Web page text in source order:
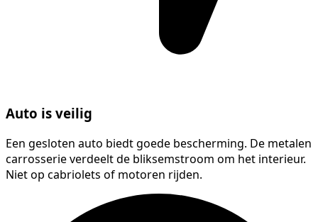
Auto is veilig
Een gesloten auto biedt goede bescherming. De metalen
carrosserie verdeelt de bliksemstroom om het interieur.
Niet op cabriolets of motoren rijden.